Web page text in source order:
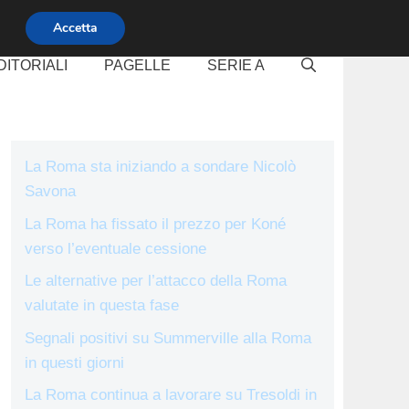
PAGELLE SERIE A
La Roma sta iniziando a sondare Nicolò
Savona
La Roma ha fissato il prezzo per Koné
verso l’eventuale cessione
Le alternative per l’attacco della Roma
valutate in questa fase
Segnali positivi su Summerville alla Roma
in questi giorni
La Roma continua a lavorare su Tresoldi in
Accetta